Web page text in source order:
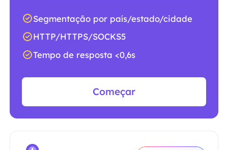
Segmentação por país/estado/cidade
HTTP/HTTPS/SOCKS5
Tempo de resposta <0,6s
Começar